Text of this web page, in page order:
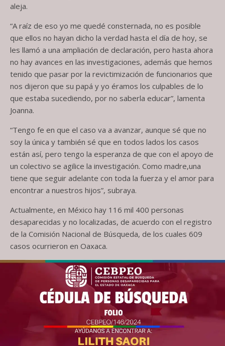
aleja.
“A raíz de eso yo me quedé consternada, no es posible
que ellos no hayan dicho la verdad hasta el día de hoy, se
les llamó a una ampliación de declaración, pero hasta ahora
no hay avances en las investigaciones, además que hemos
tenido que pasar por la revictimización de funcionarios que
nos dijeron que su papá y yo éramos los culpables de lo
que estaba sucediendo, por no saberla educar”, lamenta
Joanna.
“Tengo fe en que el caso va a avanzar, aunque sé que no
soy la única y también sé que en todos lados los casos
están así, pero tengo la esperanza de que con el apoyo de
un colectivo se agilice la investigación. Como madre,una
tiene que seguir adelante con toda la fuerza y el amor para
encontrar a nuestros hijos”, subraya.
Actualmente, en México hay 116 mil 400 personas
desaparecidas y no localizadas, de acuerdo con el registro
de la Comisión Nacional de Búsqueda, de los cuales 609
casos ocurrieron en Oaxaca.